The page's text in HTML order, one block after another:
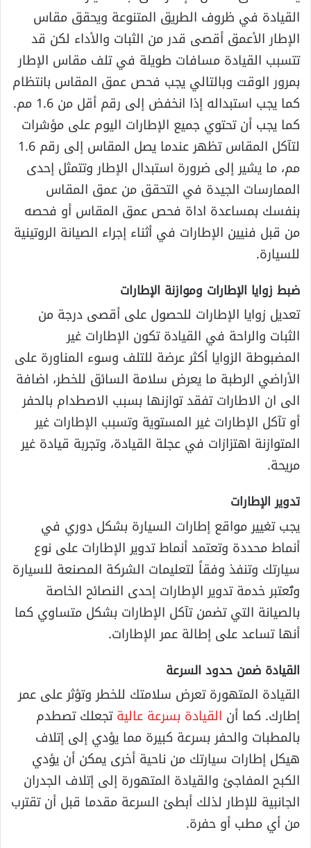
القيادة في ظروف الطريق المتنوعة ويحقق مقاس
الإطار الأعمق أقصى قدر من الثبات والأداء لكن قد
تتسبب القيادة مسافات طويلة في تلف مقاس الإطار
بمرور الوقت وبالتالي يجب فحص عمق المقاس بانتظام
كما يجب استبداله إذا انخفض إلى رقم أقل من 1.6 مم.
كما يجب أن تحتوي جميع الإطارات اليوم على مؤشرات
لتآكل المقاس تظهر عندما يصل المقاس إلى رقم 1.6
مم، ما يشير إلى ضرورة استبدال الإطار وتتمثل إحدى
الممارسات الجيدة في التحقق من عمق المقاس
بنفسك بمساعدة اداة فحص عمق المقاس أو فحصه
من قبل فنيين الإطارات في أثناء إجراء الصيانة الروتينية
للسيارة.
ضبط زوايا الإطارات وموازنة الإطارات
تعديل زوايا الإطارات للحصول على أقصى درجة من
الثبات والراحة في القيادة تكون الإطارات غير
المضبوطة الزوايا أكثر عرضة للتلف وسوء المناورة على
الأراضي الرطبة ما يعرض سلامة السائق للخطر، اضافة
الى ان الاطارات تفقد توازنها بسبب الاصطدام بالحفر
أو تآكل الإطارات غير المستوية وتسبب الإطارات غير
المتوازنة اهتزازات في عجلة القيادة، وتجربة قيادة غير
مريحة.
تدوير الإطارات
يجب تغيير مواقع إطارات السيارة بشكل دوري في
أنماط محددة وتعتمد أنماط تدوير الإطارات على نوع
سيارتك وتنفذ وفقاً لتعليمات الشركة المصنعة للسيارة
وتُعتبر خدمة تدوير الإطارات إحدى النصائح الخاصة
بالصيانة التي تضمن تآكل الإطارات بشكل متساوي كما
أنها تساعد على إطالة عمر الإطارات.
القيادة ضمن حدود السرعة
القيادة المتهورة تعرض سلامتك للخطر وتؤثر على عمر
إطارك. كما أن القيادة بسرعة عاليةتجعلك تصطدم
بالمطبات والحفر بسرعة كبيرة مما يؤدي إلى إتلاف
هيكل إطارات سيارتك من ناحية أخرى يمكن أن يؤدي
الكبح المفاجئ والقيادة المتهورة إلى إتلاف الجدران
الجانبية للإطار لذلك أبطئ السرعة مقدما قبل أن تقترب
من أي مطب أو حفرة.